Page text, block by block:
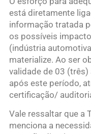
está diretamente
informação tratada
os possíveis
(indústria
materialize. Ao ser
validade de 03 (três)
após este período,
certificação/
Vale ressaltar que a
menciona a